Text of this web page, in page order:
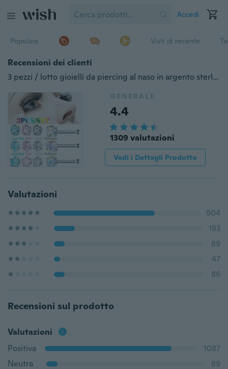
Accedi
Popolare Visti di recente
Recensioni dei clienti
3 pezzi / lotto gioielli da piercing al naso in argento sterling con cristalli di zirconi cubici per le donne
GENERALE
4.4
1309 valutazioni
Vedi i Dettagli Prodotto
Valutazioni
904
183
89
47
86
Recensioni sul prodotto
Valutazioni
Positiva
1087
Neutra
89